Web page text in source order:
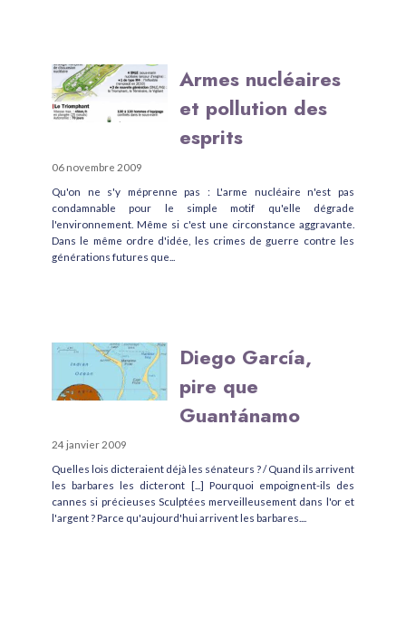
Armes nucléaires
et pollution des
esprits
06 novembre 2009
Qu'on ne s'y méprenne pas : L'arme nucléaire n'est pas
condamnable pour le simple motif qu'elle dégrade
l'environnement. Même si c'est une circonstance aggravante.
Dans le même ordre d'idée, les crimes de guerre contre les
générations futures que...
Diego García,
pire que
Guantánamo
24 janvier 2009
Quelles lois dicteraient déjà les sénateurs ? / Quand ils arrivent
les barbares les dicteront [...] Pourquoi empoignent-ils des
cannes si précieuses Sculptées merveilleusement dans l'or et
l'argent ? Parce qu'aujourd'hui arrivent les barbares....